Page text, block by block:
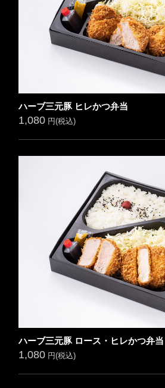
ハーブ三元豚 ヒレかつ弁当
1,080 円(税込)
ハーブ三元豚 ロース・ヒレかつ弁当
1,080 円(税込)